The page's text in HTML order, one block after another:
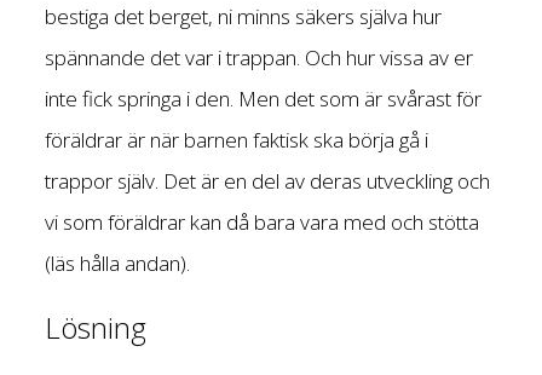
bestiga det berget, ni minns säkers själva hur
spännande det var i trappan. Och hur vissa av er
inte fick springa i den. Men det som är svårast för
föräldrar är när barnen faktisk ska börja gå i
trappor själv. Det är en del av deras utveckling och
vi som föräldrar kan då bara vara med och stötta
(läs hålla andan).
Lösning